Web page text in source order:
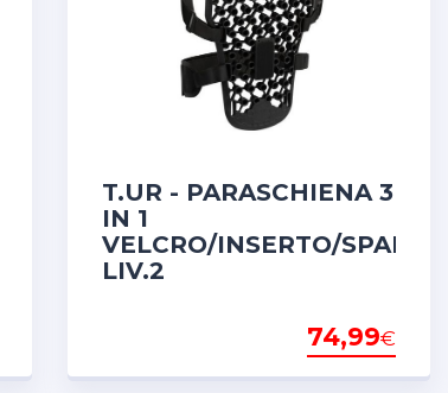
T.UR - PARASCHIENA 3
IN 1
VELCRO/INSERTO/
LIV.2
74,99€